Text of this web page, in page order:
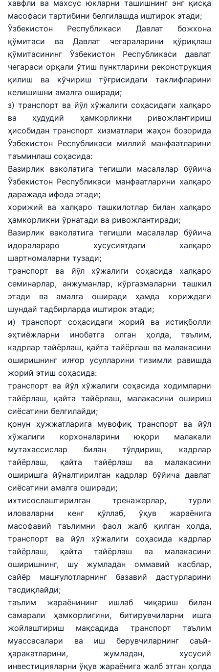
хавфли ва махсус юкларни ташишнинг энг қисқа
масофаси тартибини белгилашда иштирок этади;
Ўзбекистон Республикаси Давлат божхона
қўмитаси ва Давлат чегараларини қўриқлаш
қўмитасининг Ўзбекистон Республикаси давлат
чегараси орқали ўтиш пунктларини реконструкция
қилиш ва кўчириш тўғрисидаги таклифларини
келишишни амалга оширади;
з) транспорт ва йўл хўжалиги соҳасидаги халқаро
ва ҳудудий ҳамкорликни ривожлантириш
ҳисобидан транспорт хизматлари жаҳон бозорида
Ўзбекистон Республикаси миллий манфаатларини
таъминлаш соҳасида:
Вазирлик ваколатига тегишли масалалар бўйича
Ўзбекистон Республикаси манфаатларини халқаро
даражада ифода этади;
хорижий ва халқаро ташкилотлар билан халқаро
ҳамкорликни ўрнатади ва ривожлантиради;
Вазирлик ваколатига тегишли масалалар бўйича
идоралараро хусусиятдаги халқаро
шартномаларни тузади;
транспорт ва йўл хўжалиги соҳасида халқаро
семинарлар, анжуманлар, кўргазмаларни ташкил
этади ва амалга оширади ҳамда хориждаги
шундай тадбирларда иштирок этади;
и) транспорт соҳасидаги жорий ва истиқболли
эҳтиёжларни инобатга олган ҳолда, таълим,
кадрлар тайёрлаш, қайта тайёрлаш ва малакасини
оширишнинг илғор усулларини тизимли равишда
жорий этиш соҳасида:
транспорт ва йўл хўжалиги соҳасида ходимларни
тайёрлаш, қайта тайёрлаш, малакасини ошириш
сиёсатини белгилайди;
қонун ҳужжатларига мувофиқ транспорт ва йўл
хўжалиги корхоналарини юқори малакали
мутахассислар билан тўлдириш, кадрлар
тайёрлаш, қайта тайёрлаш ва малакасини
оширишга йўналтирилган кадрлар бўйича давлат
сиёсатини амалга оширади;
ихтисослаштирилган тренажерлар, турли
иловаларни кенг қўллаб, ўқув жараёнига
масофавий таълимни фаол жалб қилган ҳолда,
транспорт ва йўл хўжалиги соҳасида кадрлар
тайёрлаш, қайта тайёрлаш ва малакасини
оширишнинг, шу жумладан оммавий касблар,
сайёр машғулотларнинг базавий дастурларини
тасдиқлайди;
таълим жараёнининг ишлаб чиқариш билан
самарали ҳамкорлигини, битирувчиларни ишга
жойлаштириш мақсадида транспорт таълим
муассасалари ва иш берувчиларнинг саъй-
ҳаракатларини, жумладан, хусусий
инвестицияларни ўқув жараёнига жалб этган ҳолда